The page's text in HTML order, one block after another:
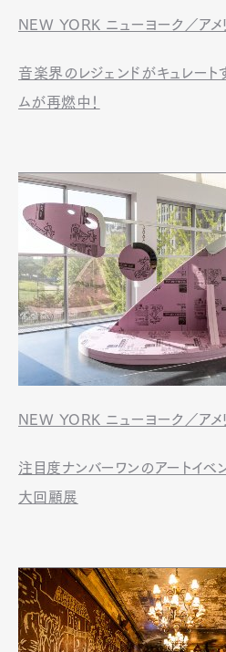
NEW YORK ニューヨーク／アメ
音楽界のレジェンドがキュレート
ムが再燃中！
NEW YORK ニューヨーク／アメ
注目度ナンバーワンのアートイベ
大回顧展